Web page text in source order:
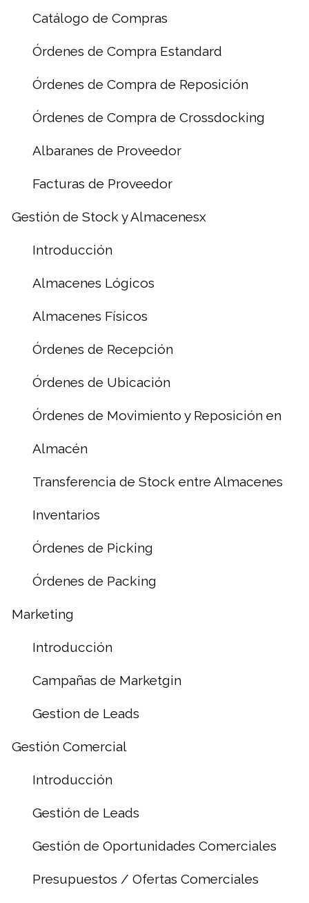
Catálogo de Compras
Órdenes de Compra Estandard
Órdenes de Compra de Reposición
Órdenes de Compra de Crossdocking
Albaranes de Proveedor
Facturas de Proveedor
Gestión de Stock y Almacenesx
Introducción
Almacenes Lógicos
Almacenes Físicos
Órdenes de Recepción
Órdenes de Ubicación
Órdenes de Movimiento y Reposición en
Almacén
Transferencia de Stock entre Almacenes
Inventarios
Órdenes de Picking
Órdenes de Packing
Marketing
Introducción
Campañas de Marketgin
Gestion de Leads
Gestión Comercial
Introducción
Gestión de Leads
Gestión de Oportunidades Comerciales
Presupuestos / Ofertas Comerciales